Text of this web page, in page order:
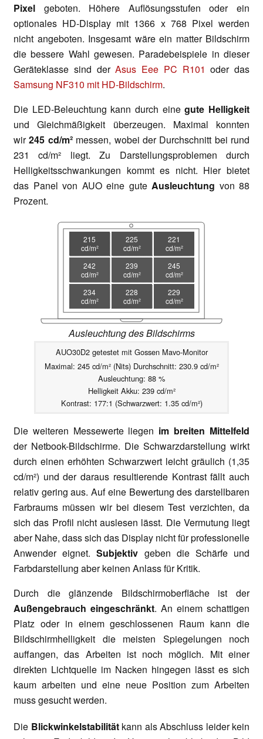
Pixel geboten. Höhere Auflösungsstufen oder ein
optionales HD-Display mit 1366 x 768 Pixel werden
nicht angeboten. Insgesamt wäre ein matter Bildschirm
die bessere Wahl gewesen. Paradebeispiele in dieser
Geräteklasse sind derAsus Eee PC R101 oder das
Samsung NF310 mit HD-Bildschirm.
Die LED-Beleuchtung kann durch einegute Helligkeit
und Gleichmäßigkeit überzeugen. Maximal konnten
wir245 cd/m²messen, wobei der Durchschnitt bei rund
231 cd/m² liegt. Zu Darstellungsproblemen durch
Helligkeitsschwankungen kommt es nicht. Hier bietet
das Panel von AUO eine gute Ausleuchtung von 88
Prozent.
215
cd/m²
225
cd/m²
221
cd/m²
242
cd/m²
239
cd/m²
245
cd/m²
234
cd/m²
228
cd/m²
229
cd/m²
Ausleuchtung des Bildschirms
AUO30D2 getestet mit Gossen Mavo-Monitor
Maximal: 245 cd/m² (Nits) Durchschnitt: 230.9 cd/m²
Ausleuchtung: 88 %
Helligkeit Akku: 239 cd/m²
Kontrast: 177:1 (Schwarzwert: 1.35 cd/m²)
Die weiteren Messewerte liegen im breiten Mittelfeld
der Netbook-Bildschirme. Die Schwarzdarstellung wirkt
durch einen erhöhten Schwarzwert leicht gräulich (1,35
cd/m²) und der daraus resultierende Kontrast fällt auch
relativ gering aus. Auf eine Bewertung des darstellbaren
Farbraums müssen wir bei diesem Test verzichten, da
sich das Profil nicht auslesen lässt. Die Vermutung liegt
aber Nahe, dass sich das Display nicht für professionelle
Anwender eignet.Subjektiv geben die Schärfe und
Farbdarstellung aber keinen Anlass für Kritik.
Durch die glänzende Bildschirmoberfläche ist der
Außengebrauch eingeschränkt. An einem schattigen
Platz oder in einem geschlossenen Raum kann die
Bildschirmhelligkeit die meisten Spiegelungen noch
auffangen, das Arbeiten ist noch möglich. Mit einer
direkten Lichtquelle im Nacken hingegen lässt es sich
kaum arbeiten und eine neue Position zum Arbeiten
muss gesucht werden.
Die Blickwinkelstabilitätkann als Abschluss leider kein